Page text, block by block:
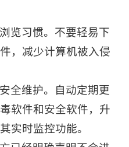
览习惯。不要轻易下
，减少计算机被入侵
全维护。自动定期更
软件和安全软件，升
实时监控功能。